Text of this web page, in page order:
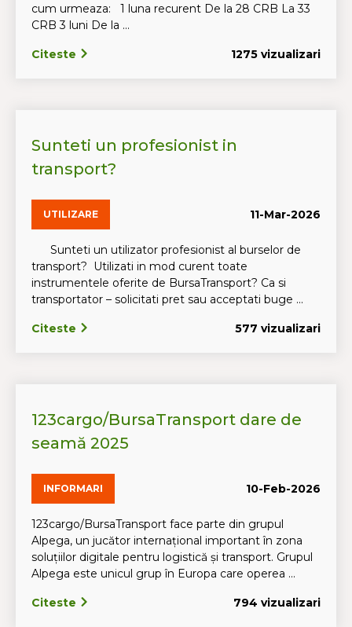
cum urmeaza: 1 luna recurent De la 28 CRB La 33
CRB 3 luni De la ...
Citeste 1275 vizualizari
Sunteti un profesionist in
transport?
UTILIZARE 11-Mar-2026
Sunteti un utilizator profesionist al burselor de
transport? Utilizati in mod curent toate
instrumentele oferite de BursaTransport? Ca si
transportator – solicitati pret sau acceptati buge ...
Citeste 577 vizualizari
123cargo/BursaTransport dare de
seamă 2025
INFORMARI 10-Feb-2026
123cargo/BursaTransport face parte din grupul
Alpega, un jucător internațional important în zona
soluțiilor digitale pentru logistică și transport. Grupul
Alpega este unicul grup în Europa care operea ...
Citeste 794 vizualizari